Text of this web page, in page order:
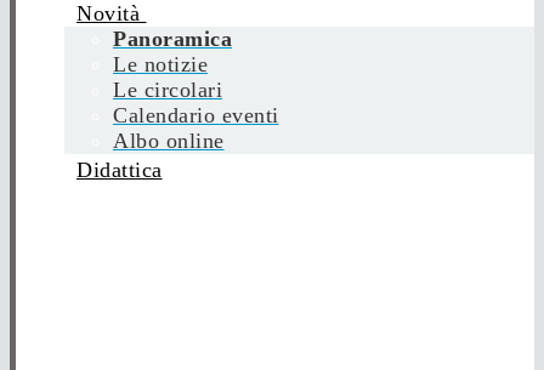
Novità
Panoramica
Le notizie
Le circolari
Calendario eventi
Albo online
Didattica